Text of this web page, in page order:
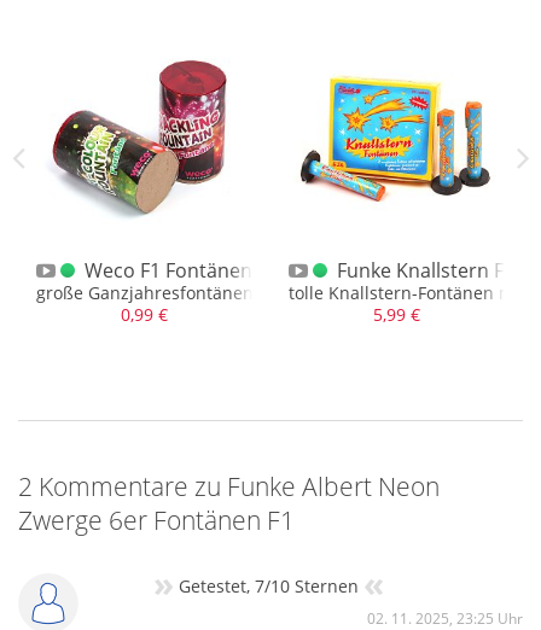
Fontänen
vers. Farben mit Crackling
Weco F1 Fontänen XXL
große Ganzjahresfontänen, unterschiedliche
0,99 €
Funke Knallstern
tolle Knallstern-Fontänen mit
5,99 €
2 Kommentare zu Funke Albert Neon
Zwerge 6er Fontänen F1
» Getestet, 7/10 Sternen «
02. 11. 2025, 23:25 Uhr